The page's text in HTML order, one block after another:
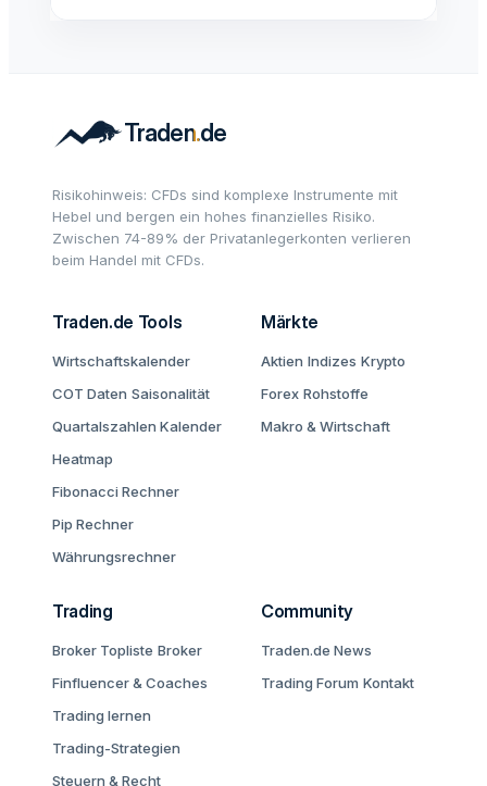
Risikohinweis: CFDs sind komplexe Instrumente mit
Hebel und bergen ein hohes finanzielles Risiko.
Zwischen 74-89% der Privatanlegerkonten verlieren
beim Handel mit CFDs.
Traden.de Tools
Wirtschaftskalender
COT Daten Saisonalität
Quartalszahlen Kalender
Heatmap
Fibonacci Rechner
Pip Rechner
Währungsrechner
Märkte
Aktien Indizes Krypto
Forex Rohstoffe
Makro & Wirtschaft
Trading
Broker Topliste Broker
Finfluencer & Coaches
Trading lernen
Trading-Strategien
Steuern & Recht
Community
Traden.de News
Trading Forum Kontakt